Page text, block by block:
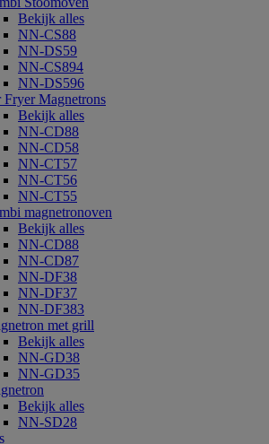
Bekijk alles
NN-CS88
NN-DS59
NN-CS894
NN-DS596
Magnetrons
Bekijk alles
NN-CD88
NN-CD58
NN-CT57
NN-CT56
NN-CT55
magnetronoven
Bekijk alles
NN-CD88
NN-CD87
NN-DF38
NN-DF37
NN-DF383
met grill
Bekijk alles
NN-GD38
NN-GD35
Bekijk alles
NN-SD28